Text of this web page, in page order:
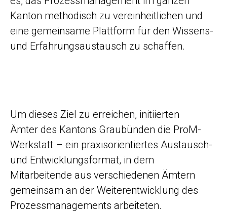
Kanton methodisch zu vereinheitlichen und
eine gemeinsame Plattform für den Wissens-
und Erfahrungsaustausch zu schaffen.
Um dieses Ziel zu erreichen, initiierten
Ämter des Kantons Graubünden die ProM-
Werkstatt – ein praxisorientiertes Austausch-
und Entwicklungsformat, in dem
Mitarbeitende aus verschiedenen Ämtern
gemeinsam an der Weiterentwicklung des
Prozessmanagements arbeiteten.